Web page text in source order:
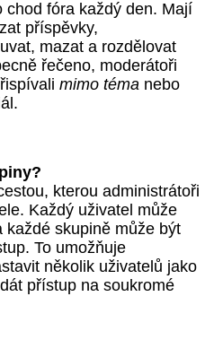
chod fóra každý den. Mají
příspěvky,
mazat a rozdělovat
řečeno, moderátoři
mimo téma nebo
kterou administrátoři
Každý uživatel může
každé skupině může být
To umožňuje
několik uživatelů jako
přístup na soukromé